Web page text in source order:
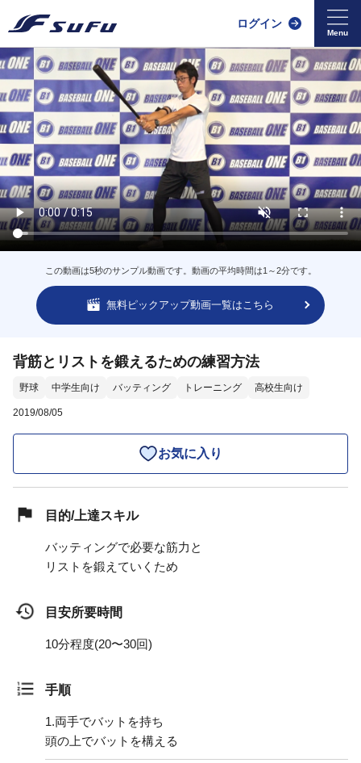
ログイン
この動画は5秒のサンプル動画です。動画の平均時間は1～2分です。
無料ピックアップ動画一覧はこちら
背筋とリストを鍛えるための練習方法
野球 中学生向け バッティング トレーニング 高校生向け
2019/08/05
お気に入り
目的/上達スキル
バッティングで必要な筋力と
リストを鍛えていくため
目安所要時間
10分程度(20〜30回)
手順
1.両手でバットを持ち
頭の上でバットを構える